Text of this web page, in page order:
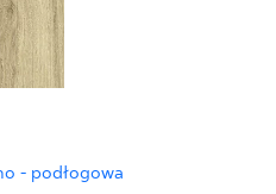
- podłogowa